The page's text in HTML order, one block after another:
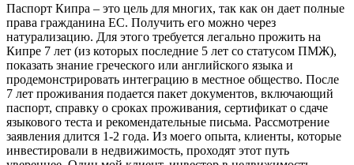
Паспорт Кипра – это цель для многих, так как он дает полные
права гражданина ЕС. Получить его можно через
натурализацию. Для этого требуется легально прожить на
Кипре 7 лет (из которых последние 5 лет со статусом ПМЖ),
показать знание греческого или английского языка и
продемонстрировать интеграцию в местное общество. После
7 лет проживания подается пакет документов, включающий
паспорт, справку о сроках проживания, сертификат о сдаче
языкового теста и рекомендательные письма. Рассмотрение
заявления длится 1-2 года. Из моего опыта, клиенты, которые
инвестировали в недвижимость, проходят этот путь